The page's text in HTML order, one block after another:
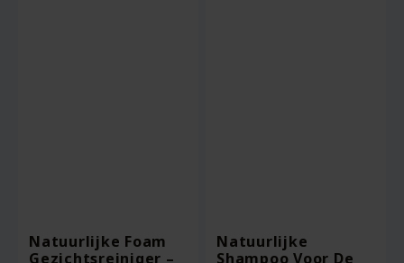
Natuurlijke Foam
Gezichtsreiniger –
Natuurlijke
Shampoo Voor De